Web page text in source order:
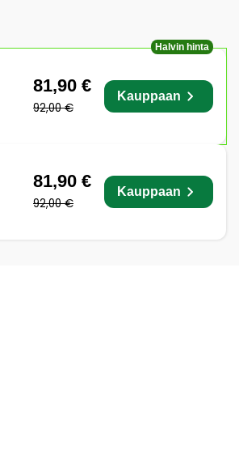
Halvin hinta
81,90 €
92,00 €
Kauppaan
81,90 €
92,00 €
Kauppaan